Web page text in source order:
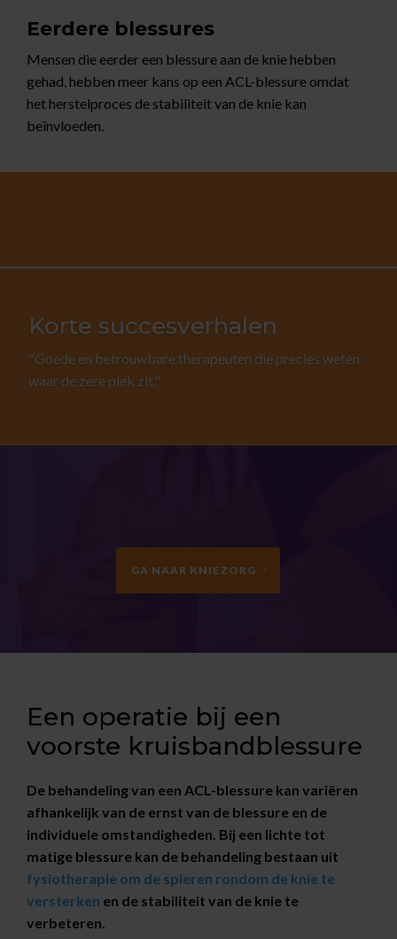
Eerdere blessures
Mensen die eerder een blessure aan de knie hebben
gehad, hebben meer kans op een ACL-blessure omdat
het herstelproces de stabiliteit van de knie kan
beïnvloeden.
Korte succesverhalen
"Goede en betrouwbare therapeuten die precies weten
waar de zere plek zit."
GA NAAR KNIEZORG
Een operatie bij een
voorste kruisbandblessure
De behandeling van een ACL-blessure kan variëren
afhankelijk van de ernst van de blessure en de
individuele omstandigheden. Bij een lichte tot
matige blessure kan de behandeling bestaan uit
fysiotherapie om de spieren rondom de knie te
versterken en de stabiliteit van de knie te
verbeteren.